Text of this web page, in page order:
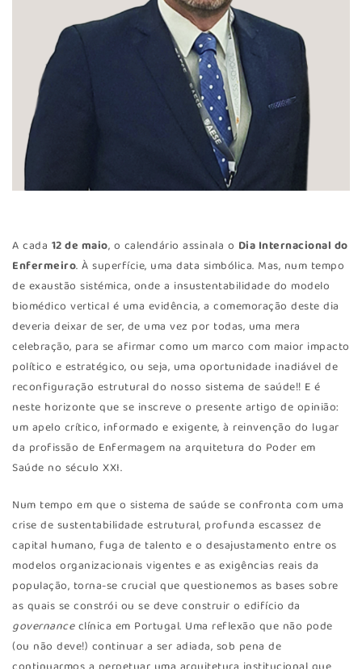
A cada 12 de maio, o calendário assinala o Dia Internacional do
Enfermeiro. À superfície, uma data simbólica. Mas, num tempo
de exaustão sistémica, onde a insustentabilidade do modelo
biomédico vertical é uma evidência, a comemoração deste dia
deveria deixar de ser, de uma vez por todas, uma mera
celebração, para se afirmar como um marco com maior impacto
político e estratégico, ou seja, uma oportunidade inadiável de
reconfiguração estrutural do nosso sistema de saúde!! E é
neste horizonte que se inscreve o presente artigo de opinião:
um apelo crítico, informado e exigente, à reinvenção do lugar
da profissão de Enfermagem na arquitetura do Poder em
Saúde no século XXI.
Num tempo em que o sistema de saúde se confronta com uma
crise de sustentabilidade estrutural, profunda escassez de
capital humano, fuga de talento e o desajustamento entre os
modelos organizacionais vigentes e as exigências reais da
população, torna-se crucial que questionemos as bases sobre
as quais se constrói ou se deve construir o edifício da
governanceclínica em Portugal. Uma reflexão que não pode
(ou não deve!) continuar a ser adiada, sob pena de